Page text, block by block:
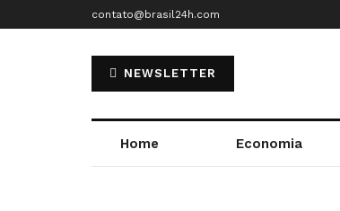
contato@brasil24h.com
NEWSLETTER
Home Economia